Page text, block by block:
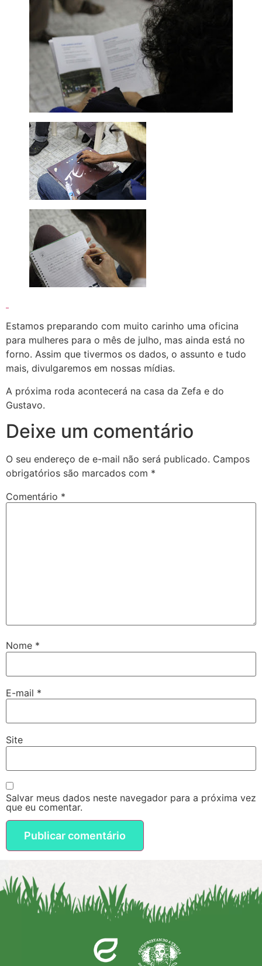
Estamos preparando com muito carinho uma oficina
para mulheres para o mês de julho, mas ainda está no
forno. Assim que tivermos os dados, o assunto e tudo
mais, divulgaremos em nossas mídias.
A próxima roda acontecerá na casa da Zefa e do
Gustavo.
Deixe um comentário
O seu endereço de e-mail não será publicado. Campos
obrigatórios são marcados com *
Comentário *
Nome *
E-mail *
Site
Salvar meus dados neste navegador para a próxima vez
que eu comentar.